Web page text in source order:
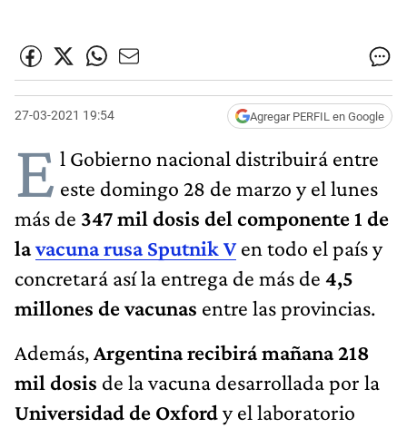
27-03-2021 19:54 Agregar PERFIL en Google
E l Gobierno nacional distribuirá entre
este domingo 28 de marzo y el lunes
más de 347 mil dosis del componente 1 de
lavacuna rusa Sputnik V en todo el país y
concretará así la entrega de más de 4,5
millones de vacunas entre las provincias.
Además,Argentina recibirá mañana 218
mil dosis de la vacuna desarrollada por la
Universidad de Oxfordy el laboratorio